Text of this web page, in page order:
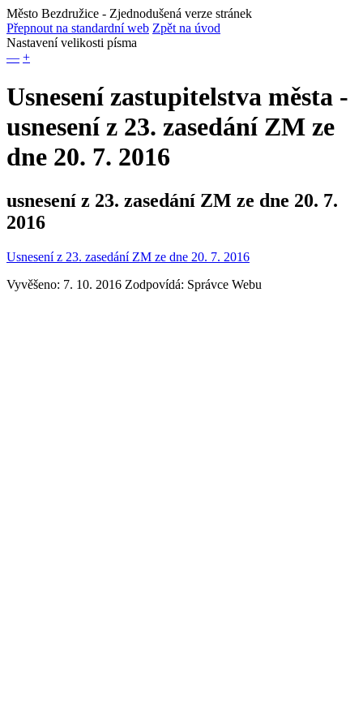
Město Bezdružice - Zjednodušená verze stránek
Přepnout na standardní web Zpět na úvod
Nastavení velikosti písma
— +
Usnesení zastupitelstva města -
usnesení z 23. zasedání ZM ze
dne 20. 7. 2016
usnesení z 23. zasedání ZM ze dne 20. 7.
2016
Usnesení z 23. zasedání ZM ze dne 20. 7. 2016
Vyvěšeno: 7. 10. 2016 Zodpovídá: Správce Webu